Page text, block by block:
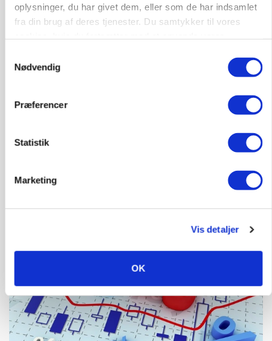
oplysninger, du har givet dem, eller som de har indsamlet
fra din brug af deres tjenester. Du samtykker til vores
Nødvendig
Præferencer
Statistik
Marketing
Vis detaljer
OK
Befriende, at topredaktør erkender, hun er
blevet klogere. Det kunne vi alle lære af